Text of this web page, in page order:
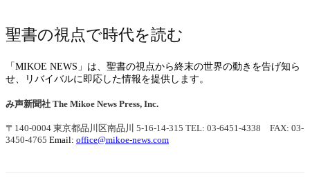
聖書の視点で時代を読む
「MIKOE NEWS」は、聖書の視点から終末の世界の動きを告げ知ら
せ、リバイバルに即応した情報を提供します。
み声新聞社 The Mikoe News Press, Inc.
〒140-0004 東京都品川区南品川 5-16-14-315 TEL: 03-6451-4338 FAX: 03-
3450-4765 Email: office@mikoe-news.com